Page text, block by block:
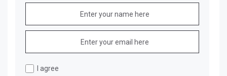
I agree